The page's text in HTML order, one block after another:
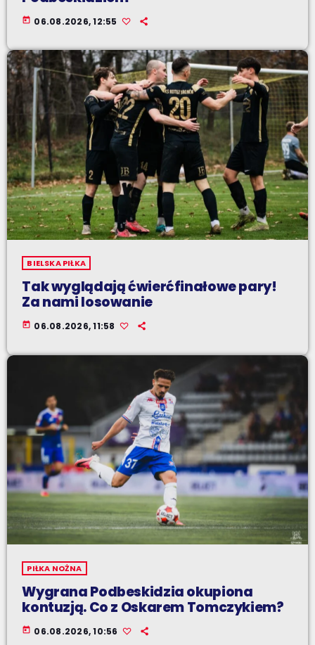
today 06.08.2026, 12:55
BIELSKA PIŁKA
Tak wyglądają ćwierćfinałowe pary!
Za nami losowanie
today 06.08.2026, 11:58
PIŁKA NOŻNA
Wygrana Podbeskidzia okupiona
kontuzją. Co z Oskarem Tomczykiem?
today 06.08.2026, 10:56